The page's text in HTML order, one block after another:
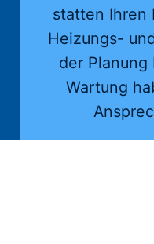
statten Ihren
Heizungs-
der Planung
Wartung